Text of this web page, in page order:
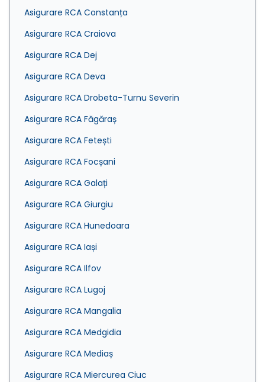
Asigurare RCA Constanța
Asigurare RCA Craiova
Asigurare RCA Dej
Asigurare RCA Deva
Asigurare RCA Drobeta-Turnu Severin
Asigurare RCA Făgăraș
Asigurare RCA Fetești
Asigurare RCA Focșani
Asigurare RCA Galați
Asigurare RCA Giurgiu
Asigurare RCA Hunedoara
Asigurare RCA Iași
Asigurare RCA Ilfov
Asigurare RCA Lugoj
Asigurare RCA Mangalia
Asigurare RCA Medgidia
Asigurare RCA Mediaș
Asigurare RCA Miercurea Ciuc